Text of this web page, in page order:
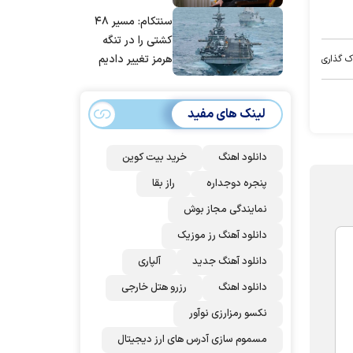
گذاری
مردم ایران استسنتکام: مسیر ۴۸
کشتی را در تنگه
هرمز تغییر دادیم
لینک های مفید
دانلود اهنگ
خرید بیت کوین
پنجره دوجداره
راز بقا
نمایندگی مجاز بوش
دانلود آهنگ رز‌ موزیک
دانلود آهنگ جدید
آلپاری
دانلود اهنگ
رزرو هتل خارجی
نکسو رمزارزی نوآور
مسموم سازی آدرس های ارز دیجیتال